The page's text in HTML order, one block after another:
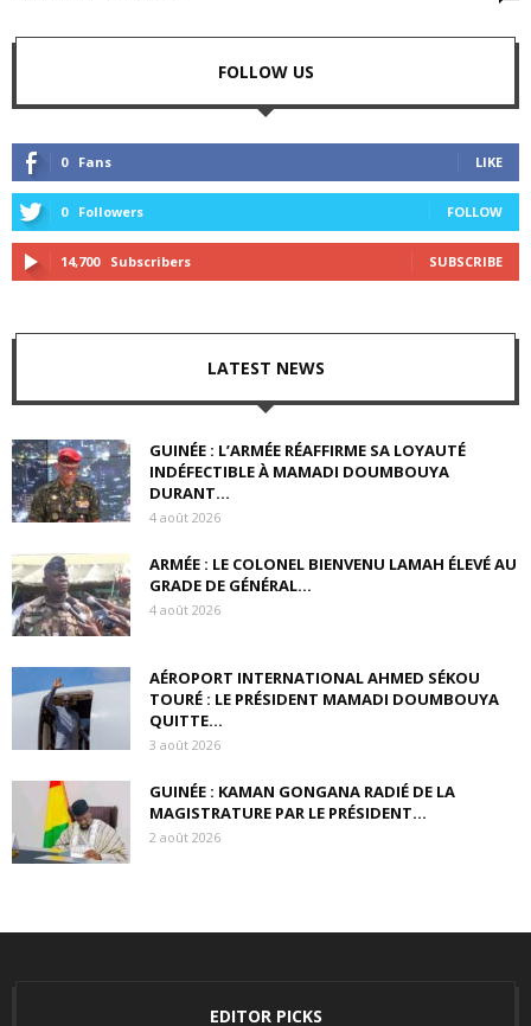
FOLLOW US
0 Fans LIKE
0 Followers FOLLOW
14,700 Subscribers SUBSCRIBE
LATEST NEWS
GUINÉE : L’ARMÉE RÉAFFIRME SA LOYAUTÉ
INDÉFECTIBLE À MAMADI DOUMBOUYA
DURANT...
4 août 2026
ARMÉE : LE COLONEL BIENVENU LAMAH ÉLEVÉ AU
GRADE DE GÉNÉRAL...
4 août 2026
AÉROPORT INTERNATIONAL AHMED SÉKOU
TOURÉ : LE PRÉSIDENT MAMADI DOUMBOUYA
QUITTE...
3 août 2026
GUINÉE : KAMAN GONGANA RADIÉ DE LA
MAGISTRATURE PAR LE PRÉSIDENT...
2 août 2026
EDITOR PICKS